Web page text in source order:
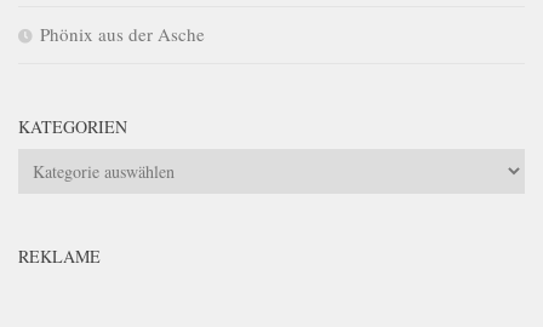
Phönix aus der Asche
KATEGORIEN
Kategorien
REKLAME